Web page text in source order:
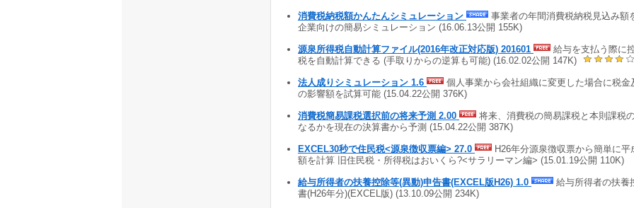
消費税納税額かんたんシミュレーション
事業者の年間消費税納税見込み額
企業向けの簡易シミュレーション (16.06.13公開 155K)
源泉所得税自動計算ファイル(2016年改正対応版) 201601
給与を支払う際に
税を自動計算できる (手取りからの逆算も可能) (16.02.02公開 147K)
法人成りシミュレーション 1.6
個人事業から会社組織に変更した場合に税金
の影響額を試算可能 (15.04.22公開 376K)
消費税簡易課税選択前の将来予測 2.00
将来、消費税の簡易課税と本則課税
なるかを現在の決算書から予測 (15.04.22公開 387K)
EXCEL30秒で住民税<源泉徴収票編> 27.0
H26年分源泉徴収票から簡単に平
額を計算 旧住民税・所得税はおいくら?<サラリーマン編> (15.01.19公開 110K)
給与所得者の扶養控除等(異動)申告書(EXCEL版H26) 1.0
給与所得者の扶養
書(H26年分)(EXCEL版) (13.10.09公開 234K)